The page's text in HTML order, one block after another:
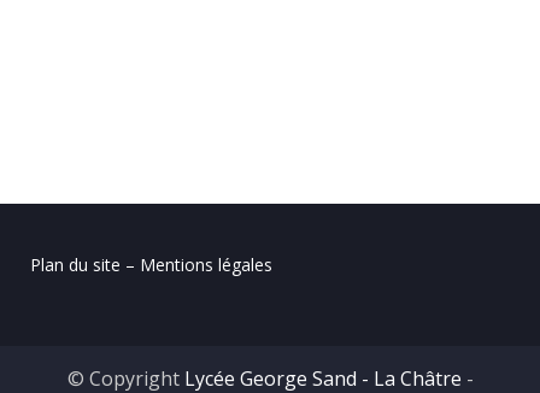
Plan du site – Mentions légales
© Copyright Lycée George Sand - La Châtre -